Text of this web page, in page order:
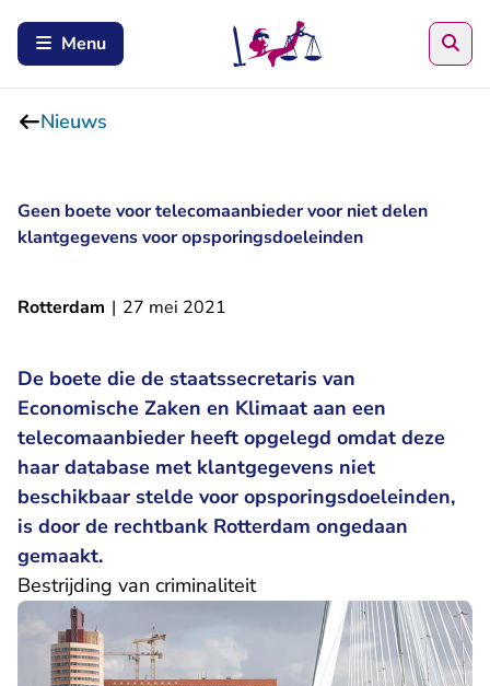
Menu
Nieuws
Geen boete voor telecomaanbieder voor niet delen
klantgegevens voor opsporingsdoeleinden
Rotterdam | 27 mei 2021
De boete die de staatssecretaris van
Economische Zaken en Klimaat aan een
telecomaanbieder heeft opgelegd omdat deze
haar database met klantgegevens niet
beschikbaar stelde voor opsporingsdoeleinden,
is door de rechtbank Rotterdam ongedaan
gemaakt.
Bestrijding van criminaliteit